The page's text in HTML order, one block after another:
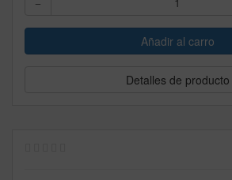
Detalles de producto